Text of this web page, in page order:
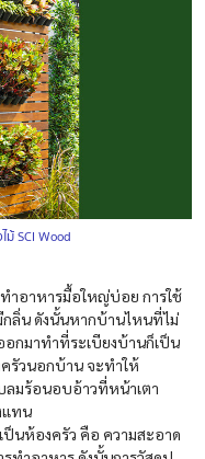
ม้ SCI Wood
ำอาหารมื้อใหญ่บ่อย การใช้
กลิ่น ดังนั้นหากบ้านไหนที่ไม่
กมาทำที่ระเบียงบ้านก็เป็น
รัวนอกบ้าน จะทำให้
ลมร้อนอบอ้าวที่หน้าเตา
แทน
นห้องครัว คือ ความสะอาด